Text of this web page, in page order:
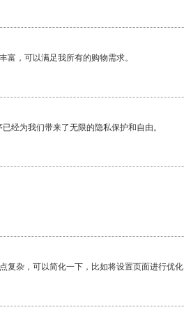
富，可以满足我所有的购物需求。
经为我们带来了无限的隐私保护和自由。
复杂，可以简化一下，比如将设置页面进行优